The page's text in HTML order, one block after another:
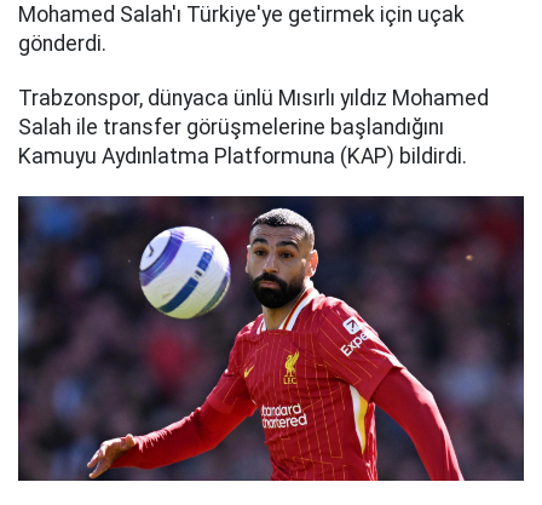
Mohamed Salah'ı Türkiye'ye getirmek için uçak
gönderdi.
Trabzonspor, dünyaca ünlü Mısırlı yıldız Mohamed
Salah ile transfer görüşmelerine başlandığını
Kamuyu Aydınlatma Platformuna (KAP) bildirdi.